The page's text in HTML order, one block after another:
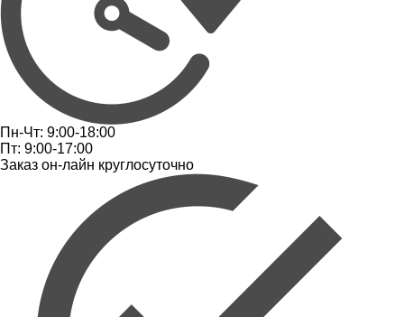
Пн-Чт: 9:00-18:00
Пт: 9:00-17:00
Заказ он-лайн круглосуточно